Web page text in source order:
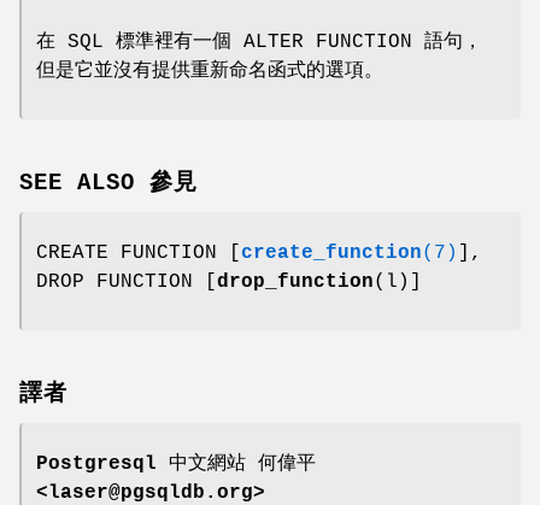
在 SQL 標準裡有一個 ALTER FUNCTION 語句，
但是它並沒有提供重新命名函式的選項。
SEE ALSO 參見
CREATE FUNCTION [ create_function(7)
],
DROP FUNCTION [ drop_function(l)]
譯者
Postgresql 中文網站 何偉平
<laser@pgsqldb.org>